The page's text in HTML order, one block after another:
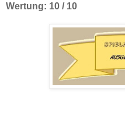
Wertung: 10 / 10